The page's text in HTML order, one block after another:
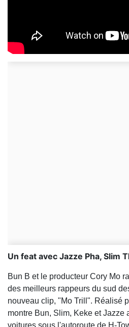
Un feat avec Jazze Pha, Slim
Bun B et le producteur Cory Mo
des meilleurs rappeurs du sud
nouveau clip, "Mo Trill". Réalisé
montre Bun, Slim, Keke et Jazze